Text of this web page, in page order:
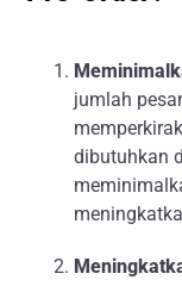
jumlah
dibutuhkan